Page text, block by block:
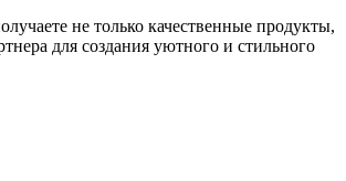
не только качественные продукты,
для создания уютного и стильного